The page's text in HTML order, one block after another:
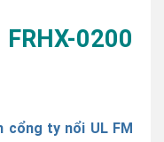
0200
cổng ty nổi UL FM